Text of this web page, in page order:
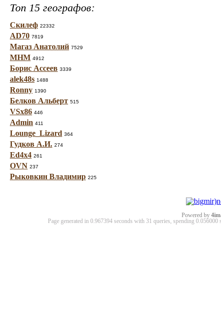
Топ 15 географов:
Скилеф 22332
AD70 7819
Магаз Анатолий 7529
МНМ 4912
Борис Ассеев 3339
alek48s 1488
Ronny 1390
Белков Альберт 515
VSx86 446
Admin 411
Lounge_Lizard 364
Гудков А.И. 274
Ed4x4 261
OVN 237
Рыковкин Владимир 225
Powered by
Page generated in 0.967394 seconds with 31 queries, spending